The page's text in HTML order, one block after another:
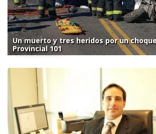
Un muerto y tres heridos por un
Provincial 101